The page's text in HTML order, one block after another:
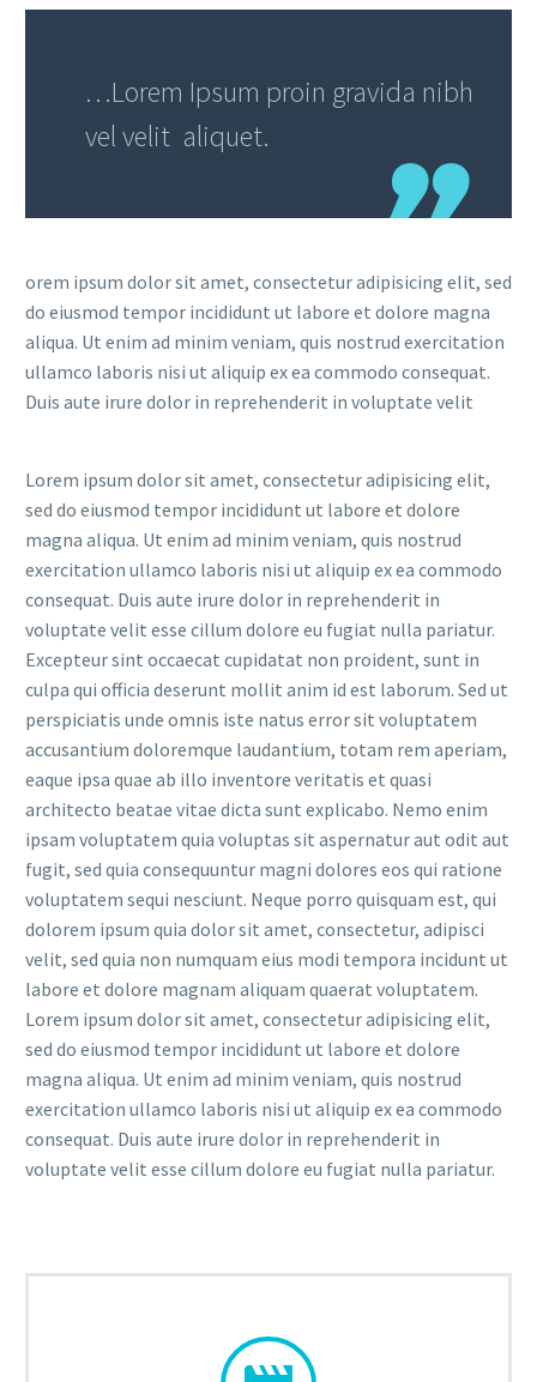
…Lorem Ipsum proin gravida nibh
vel velit aliquet.
orem ipsum dolor sit amet, consectetur adipisicing elit, sed
do eiusmod tempor incididunt ut labore et dolore magna
aliqua. Ut enim ad minim veniam, quis nostrud exercitation
ullamco laboris nisi ut aliquip ex ea commodo consequat.
Duis aute irure dolor in reprehenderit in voluptate velit
Lorem ipsum dolor sit amet, consectetur adipisicing elit,
sed do eiusmod tempor incididunt ut labore et dolore
magna aliqua. Ut enim ad minim veniam, quis nostrud
exercitation ullamco laboris nisi ut aliquip ex ea commodo
consequat. Duis aute irure dolor in reprehenderit in
voluptate velit esse cillum dolore eu fugiat nulla pariatur.
Excepteur sint occaecat cupidatat non proident, sunt in
culpa qui officia deserunt mollit anim id est laborum. Sed ut
perspiciatis unde omnis iste natus error sit voluptatem
accusantium doloremque laudantium, totam rem aperiam,
eaque ipsa quae ab illo inventore veritatis et quasi
architecto beatae vitae dicta sunt explicabo. Nemo enim
ipsam voluptatem quia voluptas sit aspernatur aut odit aut
fugit, sed quia consequuntur magni dolores eos qui ratione
voluptatem sequi nesciunt. Neque porro quisquam est, qui
dolorem ipsum quia dolor sit amet, consectetur, adipisci
velit, sed quia non numquam eius modi tempora incidunt ut
labore et dolore magnam aliquam quaerat voluptatem.
Lorem ipsum dolor sit amet, consectetur adipisicing elit,
sed do eiusmod tempor incididunt ut labore et dolore
magna aliqua. Ut enim ad minim veniam, quis nostrud
exercitation ullamco laboris nisi ut aliquip ex ea commodo
consequat. Duis aute irure dolor in reprehenderit in
voluptate velit esse cillum dolore eu fugiat nulla pariatur.